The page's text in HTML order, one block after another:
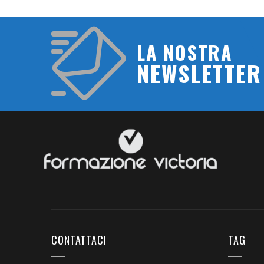
LA NOSTRA
NEWSLETTER
CONTATTACI TAG